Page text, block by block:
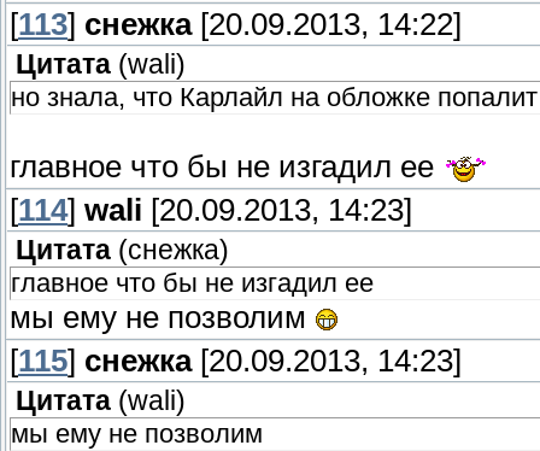
[113] снежка[20.09.2013, 14:22]
Цитата (wali)
но знала, что Карлайл на обложке
главное что бы не изгадил ее
[114] wali [20.09.2013, 14:23]
Цитата (снежка)
главное что бы не изгадил ее
мы ему не позволим
[115] снежка[20.09.2013, 14:23]
Цитата (wali)
мы ему не позволим